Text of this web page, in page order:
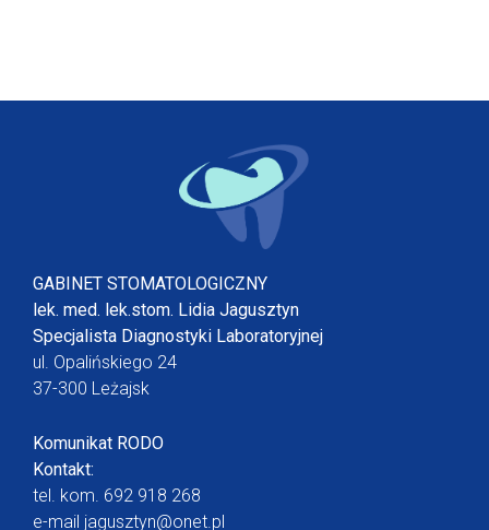
GABINET STOMATOLOGICZNY
lek. med. lek.stom. Lidia Jagusztyn
Specjalista Diagnostyki Laboratoryjnej
ul. Opalińskiego 24
37-300 Leżajsk
Komunikat RODO
Kontakt:
tel. kom. 692 918 268
e-mail jagusztyn@onet.pl